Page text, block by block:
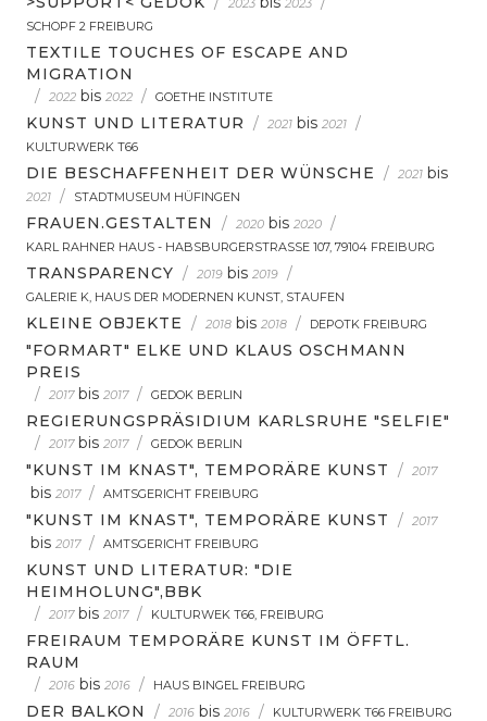
2023 2023
SCHOPF 2 FREIBURG
TEXTILE TOUCHES OF ESCAPE AND
MIGRATION
/ 2022 bis 2022 / GOETHE INSTITUTE
KUNST UND LITERATUR / 2021 bis 2021 /
KULTURWERK T66
DIE BESCHAFFENHEIT DER WÜNSCHE / 2021 bis
2021 / STADTMUSEUM HÜFINGEN
FRAUEN.GESTALTEN / 2020 bis 2020 /
KARL RAHNER HAUS - HABSBURGERSTRASSE 107, 79104 FREIBURG
TRANSPARENCY / 2019 bis 2019 /
GALERIE K, HAUS DER MODERNEN KUNST, STAUFEN
KLEINE OBJEKTE / 2018 bis 2018 / DEPOTK FREIBURG
"FORMART" ELKE UND KLAUS OSCHMANN
PREIS
/ 2017 bis 2017 / GEDOK BERLIN
REGIERUNGSPRÄSIDIUM KARLSRUHE "SELFIE"
/ 2017 bis 2017 / GEDOK BERLIN
"KUNST IM KNAST", TEMPORÄRE KUNST / 2017
bis 2017 / AMTSGERICHT FREIBURG
"KUNST IM KNAST", TEMPORÄRE KUNST / 2017
bis 2017 / AMTSGERICHT FREIBURG
KUNST UND LITERATUR: "DIE
HEIMHOLUNG",BBK
/ 2017 bis 2017 / KULTURWEK T66, FREIBURG
FREIRAUM TEMPORÄRE KUNST IM ÖFFTL.
RAUM
/ 2016 bis 2016 / HAUS BINGEL FREIBURG
DER BALKON / 2016 bis 2016 / KULTURWERK T66 FREIBURG